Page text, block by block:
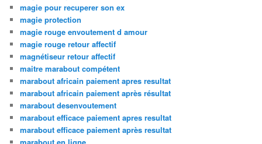
magie pour recuperer son ex
magie protection
magie rouge envoutement d amour
magie rouge retour affectif
magnétiseur retour affectif
maitre marabout compétent
marabout africain paiement apres resultat
marabout africain paiement après résultat
marabout desenvoutement
marabout efficace paiement apres resultat
marabout efficace paiement après resultat